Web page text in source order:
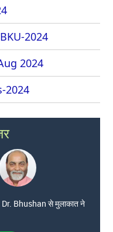
2024
2024
2024
Dr. Bhushan से मुलाकात ने